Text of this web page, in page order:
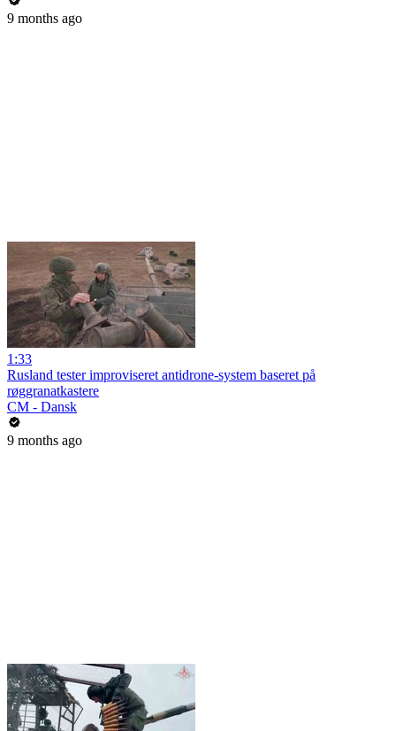
9 months ago
1:33
Rusland tester improviseret antidrone-system baseret på
røggranatkastere
CM - Dansk
9 months ago